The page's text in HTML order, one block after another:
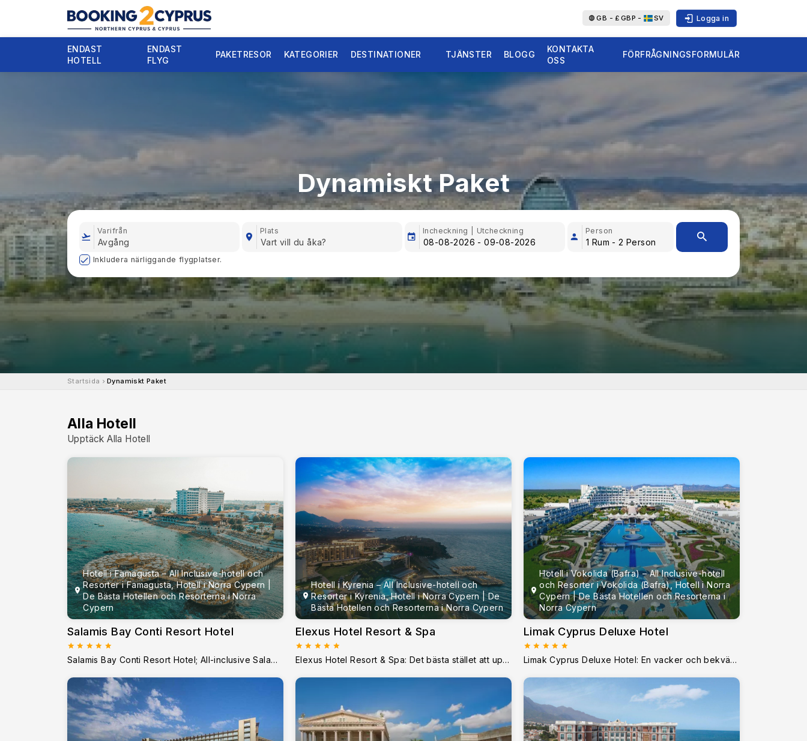
GB - £ GBP - SV Logga in
ENDAST
HOTELL
ENDAST
FLYG
PAKETRESOR KATEGORIER DESTINATIONER TJÄNSTER BLOGG
KONTAKTA
OSS
FÖRFRÅGNINGSFORMULÄR
Dynamiskt Paket
Varifrån Plats Incheckning | Utcheckning Person
Inkludera närliggande flygplatser.
Startsida Dynamiskt Paket
Alla Hotell
Upptäck Alla Hotell
Hotell i Famagusta – All Inclusive-hotell och
Resorter i Famagusta, Hotell i Norra Cypern |
De Bästa Hotellen och Resorterna i Norra
Cypern
Salamis Bay Conti Resort Hotel
Salamis Bay Conti Resort Hotel; All-inclusive Salamis HotelSalamis Bay Conti Resort Hotel ligger i det historiska området Famagusta, vid Medelhavets vackra str
Hotell i Kyrenia – All Inclusive-hotell och
Resorter i Kyrenia, Hotell i Norra Cypern | De
Bästa Hotellen och Resorterna i Norra Cypern
Elexus Hotel Resort & Spa
Elexus Hotel Resort & Spa: Det bästa stället att uppleva lyx och natur på norra Cypern Elexus Hotel Resort & Spa är mycket mer än en femstjärnig semester
Hotell i Vokolida (Bafra) – All Inclusive-hotell
och Resorter i Vokolida (Bafra), Hotell i Norra
Cypern | De Bästa Hotellen och Resorterna i
Norra Cypern
Limak Cyprus Deluxe Hotel
Limak Cyprus Deluxe Hotel: En vacker och bekväm plats med mycket att göraLimak Cyprus Deluxe Hotel är ett konstverk inom lyx, gästfrihet och arkitektur. D